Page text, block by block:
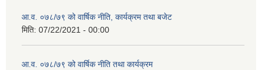
आ.व. ०७८/७९ को वार्षिक नीति, कार्यक्रम तथा बजेट
मिति: 07/22/2021 - 00:00
आ.व. ०७८/७९ को वार्षिक नीति तथा कार्यक्रम